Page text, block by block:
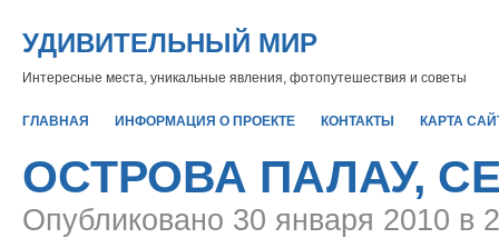
УДИВИТЕЛЬНЫЙ МИР
Интересные места, уникальные явления, фотопутешествия и советы
ГЛАВНАЯ ИНФОРМАЦИЯ О ПРОЕКТЕ КОНТАКТЫ КАРТА
ОСТРОВА ПАЛАУ,
Опубликовано 30 января 2010 в